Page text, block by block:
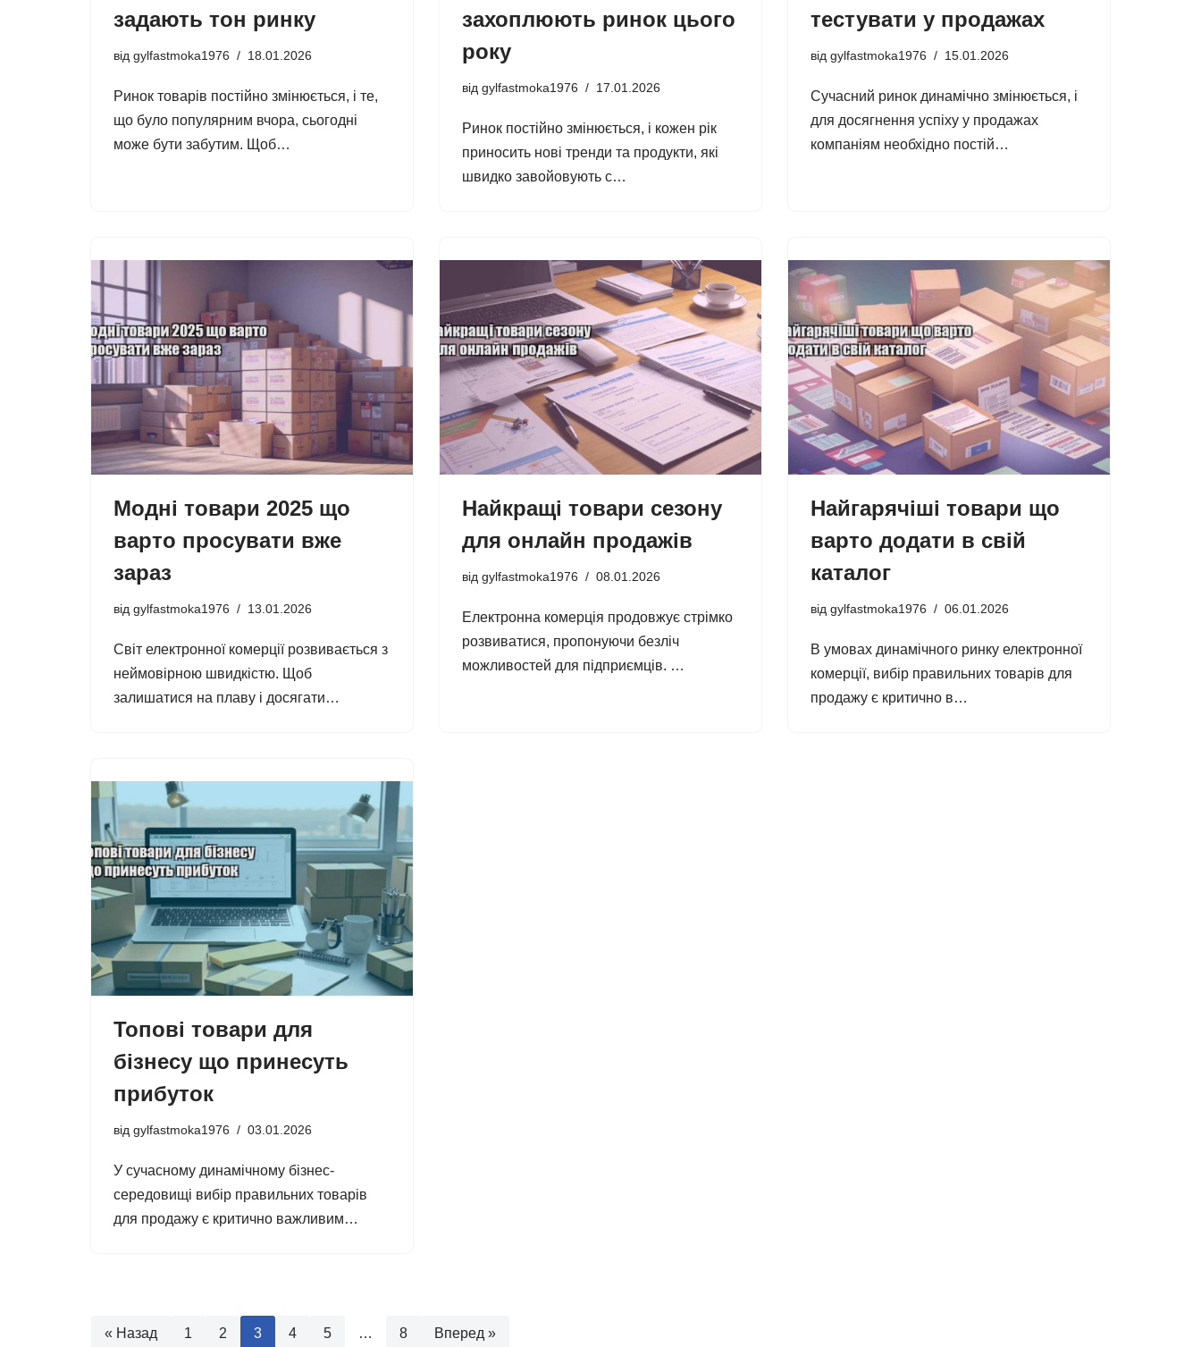
задають тон ринку
від gylfastmoka1976 18.01.2026
Ринок товарів постійно змінюється, і те,
що було популярним вчора, сьогодні
може бути забутим. Щоб…
захоплюють ринок цього
року
від gylfastmoka1976 17.01.2026
Ринок постійно змінюється, і кожен рік
приносить нові тренди та продукти, які
швидко завойовують с…
тестувати у продажах
від gylfastmoka1976 15.01.2026
Сучасний ринок динамічно змінюється, і
для досягнення успіху у продажах
компаніям необхідно постій…
Модні товари 2025 що
варто просувати вже
зараз
від gylfastmoka1976 13.01.2026
Світ електронної комерції розвивається з
неймовірною швидкістю. Щоб
залишатися на плаву і досягати…
Найкращі товари сезону
для онлайн продажів
від gylfastmoka1976 08.01.2026
Електронна комерція продовжує стрімко
розвиватися, пропонуючи безліч
можливостей для підприємців. …
Найгарячіші товари що
варто додати в свій
каталог
від gylfastmoka1976 06.01.2026
В умовах динамічного ринку електронної
комерції, вибір правильних товарів для
продажу є критично в…
Топові товари для
бізнесу що принесуть
прибуток
від gylfastmoka1976 03.01.2026
У сучасному динамічному бізнес-
середовищі вибір правильних товарів
для продажу є критично важливим…
« Назад 1 2 3 4 5 … 8 Вперед »